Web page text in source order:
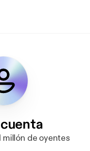
millón de oyentes